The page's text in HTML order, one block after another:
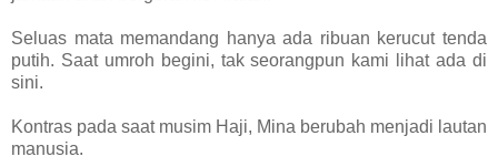
Seluas mata memandang hanya ada ribuan kerucut tenda
putih. Saat umroh begini, tak seorangpun kami lihat ada di
sini.
Kontras pada saat musim Haji, Mina berubah menjadi lautan
manusia.